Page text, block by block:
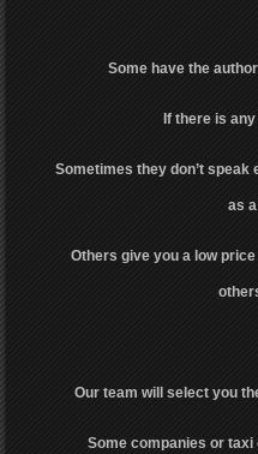
Some have the
If there is
Sometimes they don’t
as
Others give you a low
Our team will select you
Some companies or